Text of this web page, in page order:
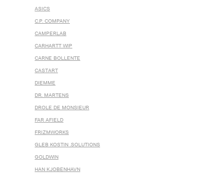
ASICS
C.P. COMPANY
CAMPERLAB
CARHARTT WIP
CARNE BOLLENTE
CASTART
DIEMME
DR. MARTENS
DROLE DE MONSIEUR
FAR AFIELD
FRIZMWORKS
GLEB KOSTIN .SOLUTIONS
GOLDWIN
HAN KJOBENHAVN